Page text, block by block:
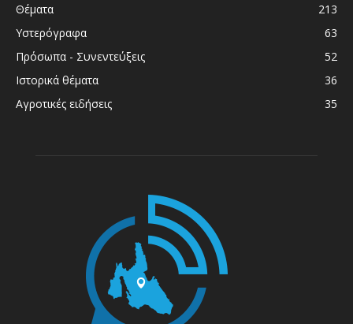
Θέματα
213
Υστερόγραφα
63
Πρόσωπα - Συνεντεύξεις
52
Ιστορικά θέματα
36
Αγροτικές ειδήσεις
35